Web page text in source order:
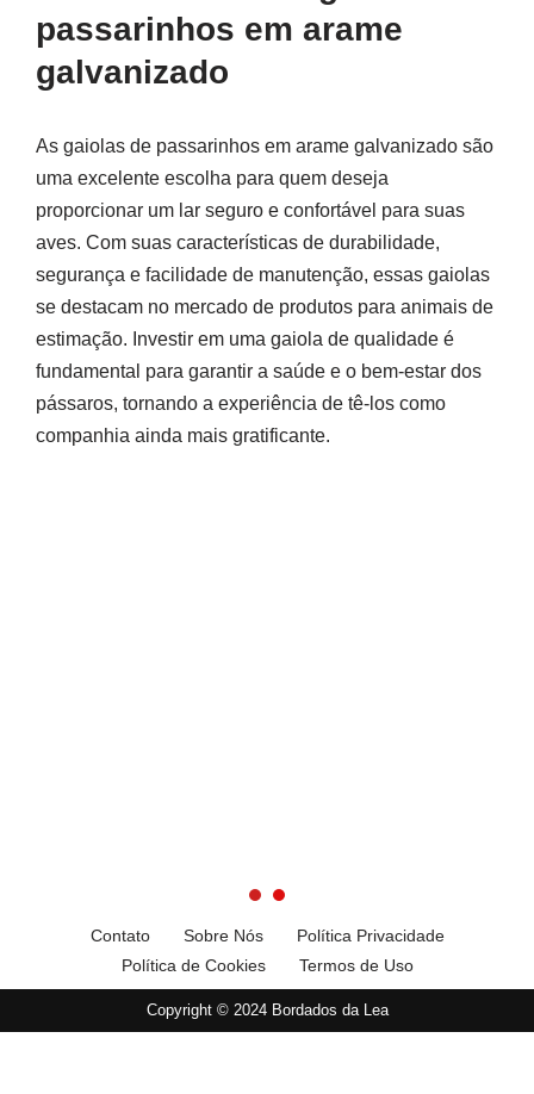
passarinhos em arame
galvanizado
As gaiolas de passarinhos em arame galvanizado são
uma excelente escolha para quem deseja
proporcionar um lar seguro e confortável para suas
aves. Com suas características de durabilidade,
segurança e facilidade de manutenção, essas gaiolas
se destacam no mercado de produtos para animais de
estimação. Investir em uma gaiola de qualidade é
fundamental para garantir a saúde e o bem-estar dos
pássaros, tornando a experiência de tê-los como
companhia ainda mais gratificante.
Contato Sobre Nós
Política Privacidade
Política de Cookies
Termos de Uso
Copyright © 2024 Bordados da Lea